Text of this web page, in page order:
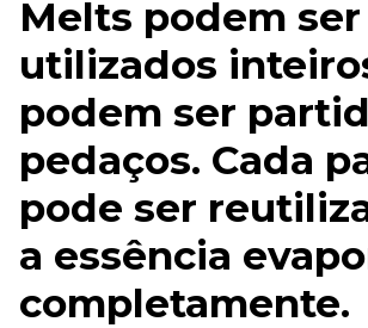
Melts podem ser
utilizados
podem ser
pedaços. Cada
pode ser
a essência
completamente.